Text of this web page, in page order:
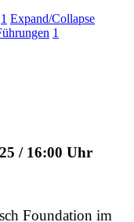
1 Expand/Collapse
1
/ 16:00 Uhr
Foundation im